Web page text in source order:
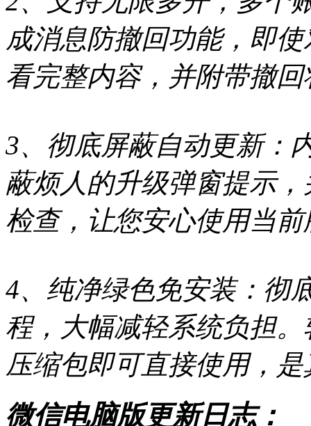
成消息防撤回功能，即
看完整内容，并附带撤
3、彻底屏蔽自动更新：
蔽烦人的升级弹窗提示
检查，让您安心使用当前
4、纯净绿色免安装：彻
程，大幅减轻系统负担
压缩包即可直接使用，
微信电脑版更新日志：